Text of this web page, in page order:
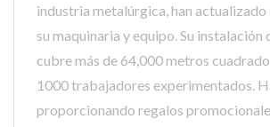
industria metalúrgica, han
su maquinaria y equipo. Su
cubre más de 64,000 metros
1000 trabajadores experimentados.
proporcionando regalos